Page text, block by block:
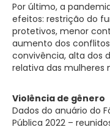
Por último, a
efeitos: restrição do
protetivos, menor
aumento dos
convivência, alta dos
relativa das mulheres
Violência de gênero
Dados do anuário do
Pública 2022 –